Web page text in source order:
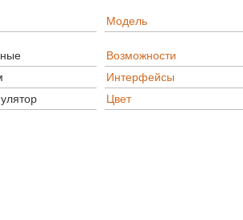
Модель
Возможности
Интерфейсы
Цвет